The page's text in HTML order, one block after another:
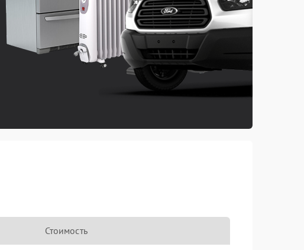
Стоимость